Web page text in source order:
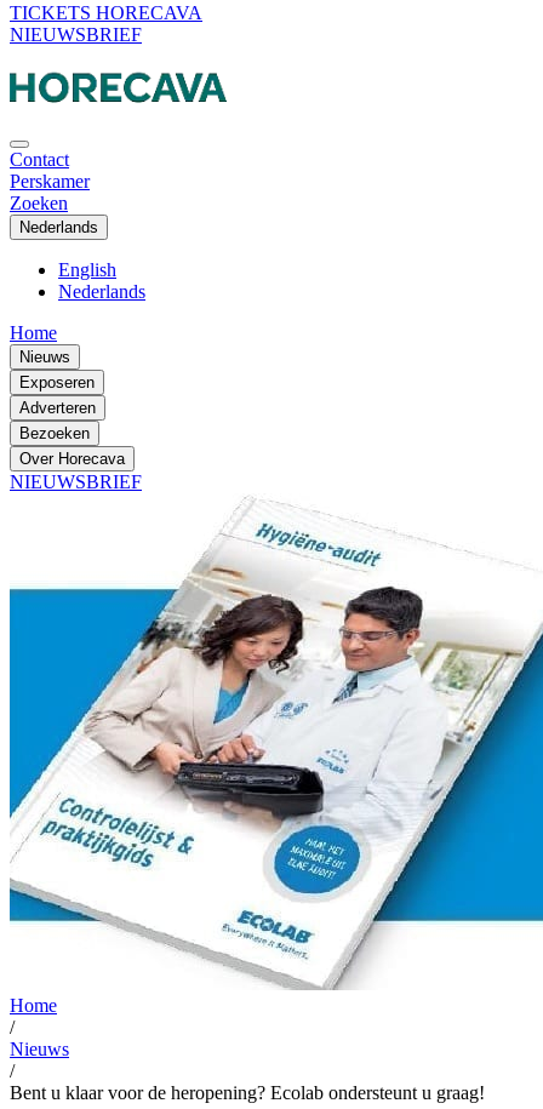
TICKETS HORECAVA
NIEUWSBRIEF
Contact
Perskamer
Zoeken
Nederlands
English
Nederlands
Home
Nieuws
Exposeren
Adverteren
Bezoeken
Over Horecava
NIEUWSBRIEF
Home
/
Nieuws
/
Bent u klaar voor de heropening? Ecolab ondersteunt u graag!